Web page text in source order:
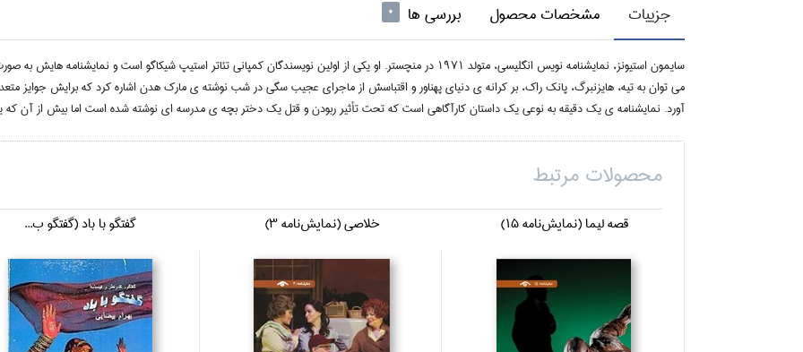
جزییات مشخصات محصول بررسی ها 0
سايمون استيونز، نمايشنامه نويس انگليسي، متولد 1971 در منچستر. او يکي از اولين نويسندگان کمپاني تئاتر استيپ شيکاگو است و
مي توان به تيه، هايزنبرگ، پانک راک، بر کرانه ى دنياي پهناور و اقتباسش از ماجراي عجيب سگي در شب نوشته ى مارک هدن اشاره کرد که برايش جوايز
آورد. نمايشنامه ي يک دقيقه به نوعي يک داستان کارآگاهي است که تحت تأثير ربودن و قتل يک دختر بچه ي مدرسه اي نوشته شده است اما بيش از آن
محصولات مرتبط
قصه ليما (نمايش‌نامه 15) خلاصي (نمايش‌نامه 3) گفتگو با باد (گفتگو ب...